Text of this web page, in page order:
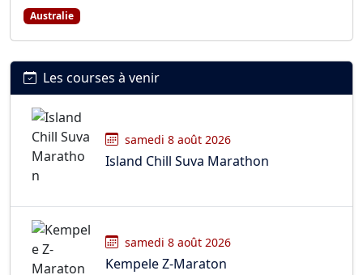
Australie
Les courses à venir
samedi 8 août 2026
Island Chill Suva Marathon
samedi 8 août 2026
Kempele Z-Maraton